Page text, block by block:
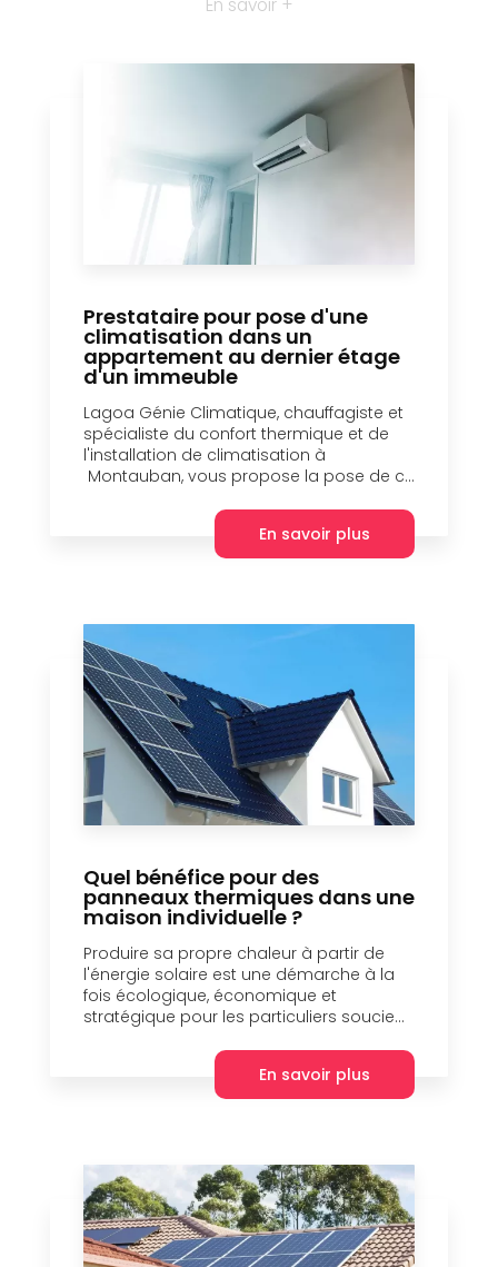
Prestataire pour pose d'une
climatisation dans un
appartement au dernier étage
d'un immeuble
Lagoa Génie Climatique, chauffagiste et
spécialiste du confort thermique et de
l'installation de climatisation à
Montauban, vous propose la pose de c...
En savoir plus
Quel bénéfice pour des
panneaux thermiques dans une
maison individuelle ?
Produire sa propre chaleur à partir de
l'énergie solaire est une démarche à la
fois écologique, économique et
stratégique pour les particuliers soucie...
En savoir plus